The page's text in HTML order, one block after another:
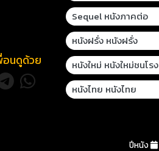
อนดูด้วย
Sequel หนังภาคต่อ
หนังฝรั่ง หนังฝรั่ง
หนังใหม่ หนังใหม่ชนโรง
หนังไทย หนังไทย
ปีหนัง